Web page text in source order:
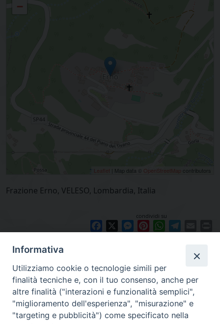
−
Leaflet | Map data © OpenStreetMap contributors
Frazione Erno, VELESO, Lombardia, Italia
condividi su
Facebook Messenger
PinterestWhatsApp
Informativa
Utilizziamo cookie o tecnologie simili per
finalità tecniche e, con il tuo consenso, anche per
altre finalità ("interazioni e funzionalità semplici",
"miglioramento dell'esperienza", "misurazione" e
"targeting e pubblicità") come specificato nella